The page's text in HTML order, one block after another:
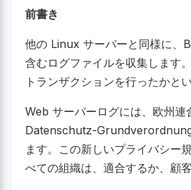
前書き
他の Linux サーバーと同様に、
含むログファイルを収集します
トランザクションを行ったかと
Web サーバーログには、欧州
Datenschutz-Grundverordnung
ます。この新しいプライバシー
べての組織は、適合するか、顧